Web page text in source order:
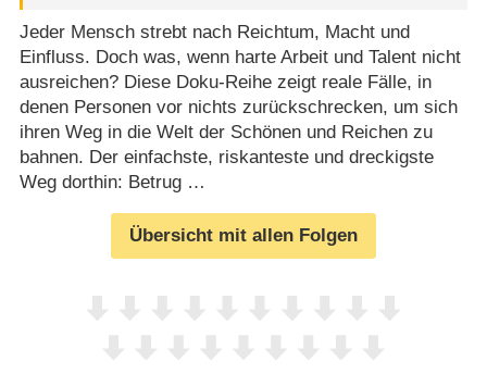
Jeder Mensch strebt nach Reichtum, Macht und
Einfluss. Doch was, wenn harte Arbeit und Talent nicht
ausreichen? Diese Doku-Reihe zeigt reale Fälle, in
denen Personen vor nichts zurückschrecken, um sich
ihren Weg in die Welt der Schönen und Reichen zu
bahnen. Der einfachste, riskanteste und dreckigste
Weg dorthin: Betrug …
Übersicht mit allen Folgen